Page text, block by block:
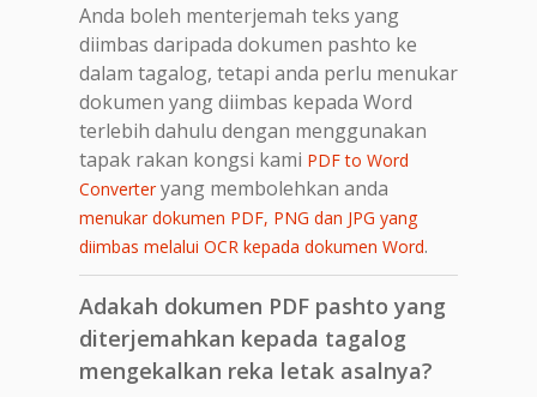
Anda boleh menterjemah teks yang
diimbas daripada dokumen pashto ke
dalam tagalog, tetapi anda perlu menukar
dokumen yang diimbas kepada Word
terlebih dahulu dengan menggunakan
tapak rakan kongsi kami PDF to Word
Converteryang membolehkan anda
menukar dokumen PDF, PNG dan JPG yang
diimbas melalui OCR kepada dokumen Word.
Adakah dokumen PDF pashto yang
diterjemahkan kepada tagalog
mengekalkan reka letak asalnya?